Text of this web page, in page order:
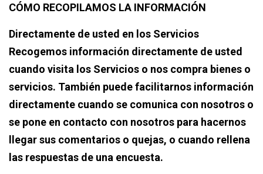
CÓMO RECOPILAMOS LA INFORMACIÓN
Directamente de usted en los Servicios
Recogemos información directamente de usted
cuando visita los Servicios o nos compra bienes o
servicios. También puede facilitarnos información
directamente cuando se comunica con nosotros o
se pone en contacto con nosotros para hacernos
llegar sus comentarios o quejas, o cuando rellena
las respuestas de una encuesta.